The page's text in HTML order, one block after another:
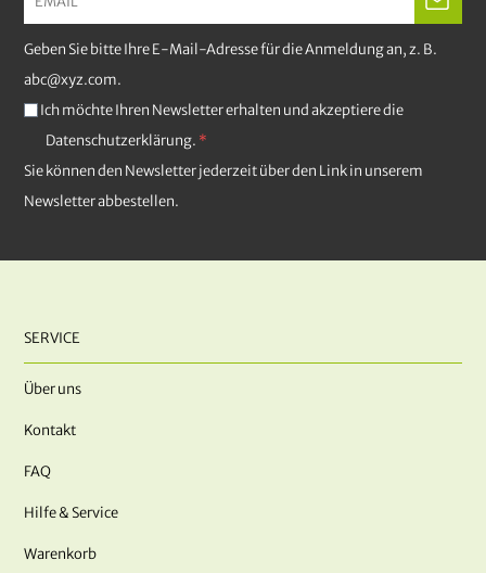
Geben Sie bitte Ihre E-Mail-Adresse für die Anmeldung an, z. B.
abc@xyz.com.
Ich möchte Ihren Newsletter erhalten und akzeptiere die
Datenschutzerklärung.
Sie können den Newsletter jederzeit über den Link in unserem
Newsletter abbestellen.
SERVICE
Über uns
Kontakt
FAQ
Hilfe & Service
Warenkorb